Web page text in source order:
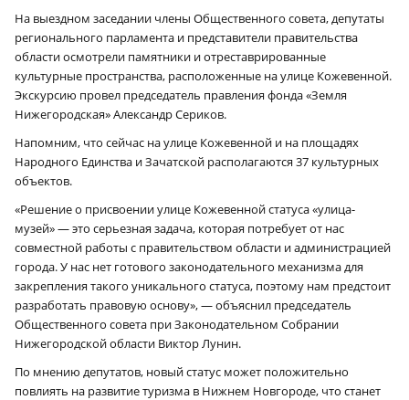
На выездном заседании члены Общественного совета, депутаты
регионального парламента и представители правительства
области осмотрели памятники и отреставрированные
культурные пространства, расположенные на улице Кожевенной.
Экскурсию провел председатель правления фонда «Земля
Нижегородская» Александр Сериков.
Напомним, что сейчас на улице Кожевенной и на площадях
Народного Единства и Зачатской располагаются 37 культурных
объектов.
«Решение о присвоении улице Кожевенной статуса «улица-
музей» — это серьезная задача, которая потребует от нас
совместной работы с правительством области и администрацией
города. У нас нет готового законодательного механизма для
закрепления такого уникального статуса, поэтому нам предстоит
разработать правовую основу», — объяснил председатель
Общественного совета при Законодательном Собрании
Нижегородской области Виктор Лунин.
По мнению депутатов, новый статус может положительно
повлиять на развитие туризма в Нижнем Новгороде, что станет